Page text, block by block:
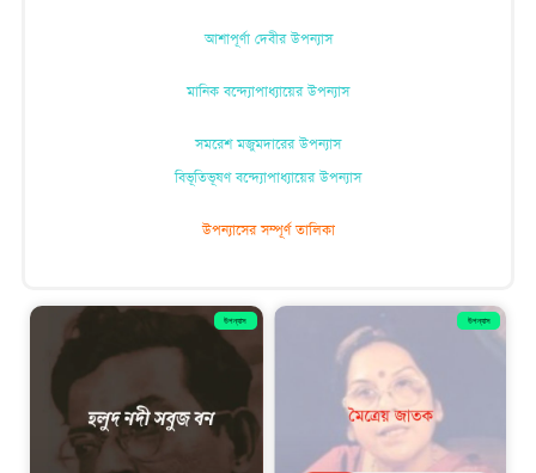
আশাপূর্ণা দেবীর উপন্যাস
মানিক বন্দ্যোপাধ্যায়ের উপন্যাস
সমরেশ মজুমদারের উপন্যাস
বিভূতিভূষণ বন্দ্যোপাধ্যায়ের উপন্যাস
উপন্যাসের সম্পূর্ণ তালিকা
উপন্যাস উপন্যাস